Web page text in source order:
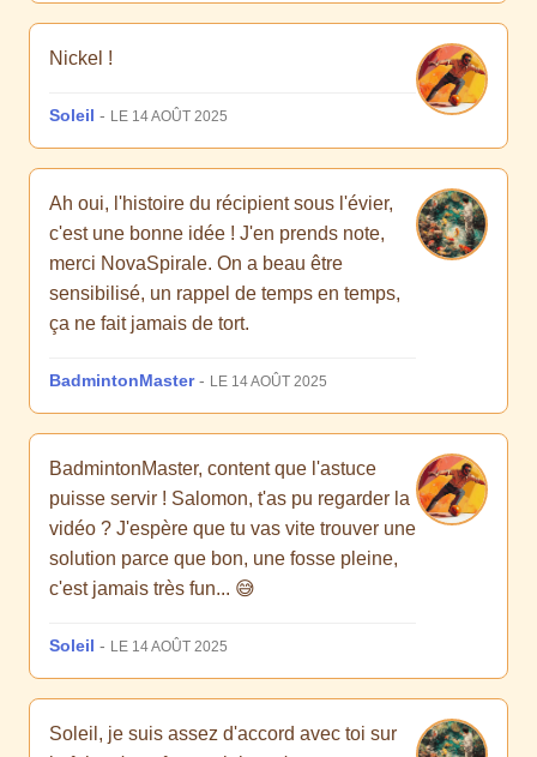
Nickel !
Soleil - LE 14 AOÛT 2025
Ah oui, l'histoire du récipient sous l'évier,
c'est une bonne idée ! J'en prends note,
merci NovaSpirale. On a beau être
sensibilisé, un rappel de temps en temps,
ça ne fait jamais de tort.
BadmintonMaster- LE 14 AOÛT 2025
BadmintonMaster, content que l'astuce
puisse servir ! Salomon, t'as pu regarder la
vidéo ? J'espère que tu vas vite trouver une
solution parce que bon, une fosse pleine,
c'est jamais très fun... 😅
Soleil - LE 14 AOÛT 2025
Soleil, je suis assez d'accord avec toi sur